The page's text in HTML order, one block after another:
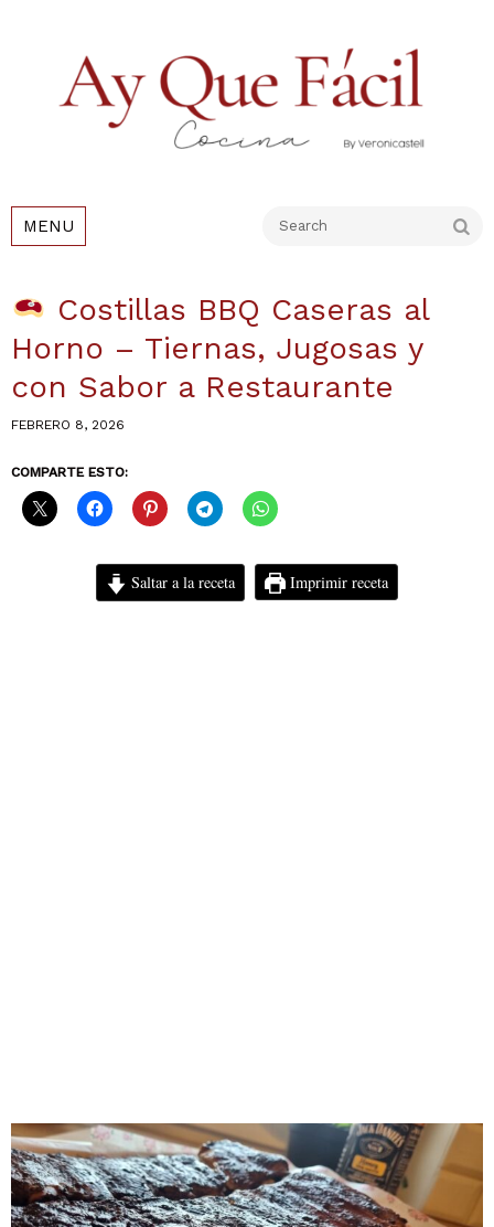
MENU
Costillas BBQ Caseras al
Horno – Tiernas, Jugosas y
con Sabor a Restaurante
FEBRERO 8, 2026
COMPARTE ESTO:
Saltar a la receta Imprimir receta